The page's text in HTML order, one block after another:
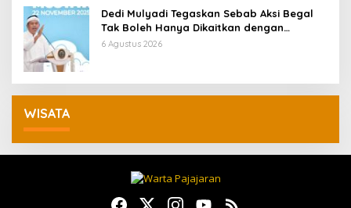
Dedi Mulyadi Tegaskan Sebab Aksi Begal
Tak Boleh Hanya Dikaitkan dengan
Ekonomi
6 Agustus 2026
WISATA